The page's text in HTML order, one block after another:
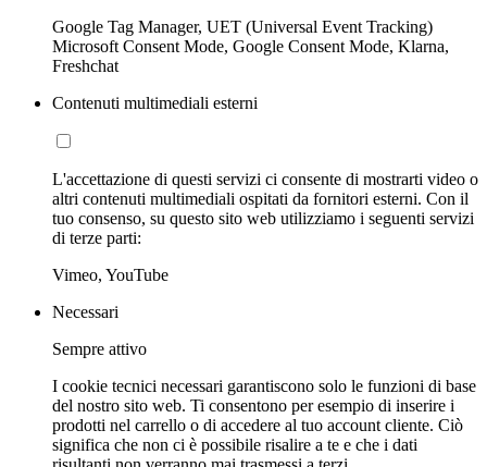
Google Tag Manager, UET (Universal Event Tracking)
Microsoft Consent Mode, Google Consent Mode, Klarna,
Freshchat
Contenuti multimediali esterni
L'accettazione di questi servizi ci consente di mostrarti video o
altri contenuti multimediali ospitati da fornitori esterni. Con il
tuo consenso, su questo sito web utilizziamo i seguenti servizi
di terze parti:
Vimeo, YouTube
Necessari
Sempre attivo
I cookie tecnici necessari garantiscono solo le funzioni di base
del nostro sito web. Ti consentono per esempio di inserire i
prodotti nel carrello o di accedere al tuo account cliente. Ciò
significa che non ci è possibile risalire a te e che i dati